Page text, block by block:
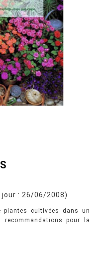
: 26/06/2008)
plantes cultivées dans un
recommandations pour la